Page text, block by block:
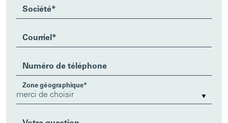
Société*
Courriel *
Numéro de téléphone
Zone géographique*